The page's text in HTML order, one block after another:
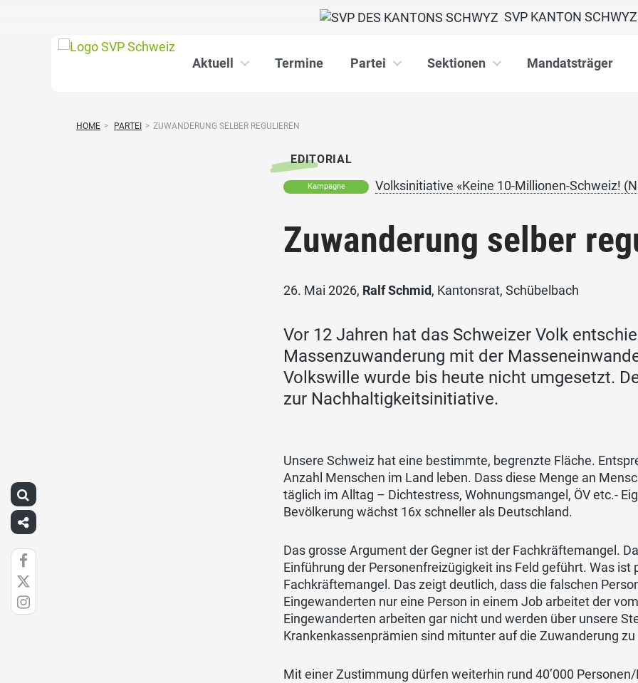
SVP KANTON SCHWYZ
Aktuell Termine Partei Sektionen Mandatsträger
HOME > PARTEI > ZUWANDERUNG SELBER REGULIEREN
EDITORIAL
Kampagne Volksinitiative «Keine 10-Millionen-Schweiz!
Zuwanderung selber
26. Mai 2026, Ralf Schmid, Kantonsrat, Schübelbach
Vor 12 Jahren hat das Schweizer Volk
Massenzuwanderung mit der
Volkswille wurde bis heute nicht umgesetzt.
zur Nachhaltigkeitsinitiative.
Unsere Schweiz hat eine bestimmte, begrenzte Fläche.
Anzahl Menschen im Land leben. Dass diese Menge an
täglich im Alltag – Dichtestress, Wohnungsmangel, ÖV etc.-
Bevölkerung wächst 16x schneller als Deutschland.
Das grosse Argument der Gegner ist der Fachkräftemangel.
Einführung der Personenfreizügigkeit ins Feld geführt. Was
Fachkräftemangel. Das zeigt deutlich, dass die falschen
Eingewanderten nur eine Person in einem Job arbeitet der
Eingewanderten arbeiten gar nicht und werden über unsere
Krankenkassenprämien sind mitunter auf die Zuwanderung
Mit einer Zustimmung dürfen weiterhin rund 40’000